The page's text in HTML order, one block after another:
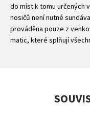
do míst k tomu určených
nosičů není nutné
prováděna pouze z
matic, které splňují